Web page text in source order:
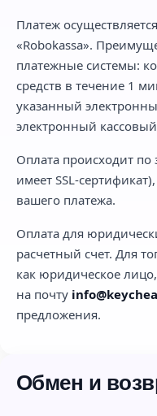
Платеж
«Robokassa».
платежные системы:
средств в течение 1
указанный
электронный
Оплата происходит
имеет SSL-
вашего платежа.
Оплата для
расчетный счет. Для
как юридическое
на почту
предложения.
Обмен и